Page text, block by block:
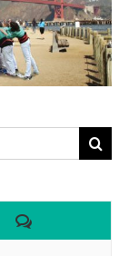
Comentaris